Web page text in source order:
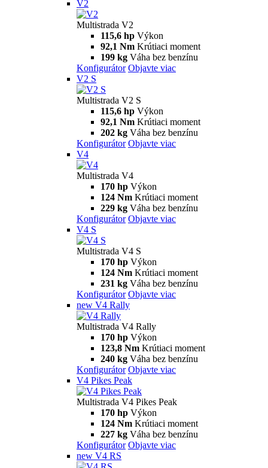
V2
Multistrada V2
115,6 hp Výkon
92,1 Nm Krútiaci moment
199 kg Váha bez benzínu
Konfigurátor Objavte viac
V2 S
Multistrada V2 S
115,6 hp Výkon
92,1 Nm Krútiaci moment
202 kg Váha bez benzínu
Konfigurátor Objavte viac
V4
Multistrada V4
170 hp Výkon
124 Nm Krútiaci moment
229 kg Váha bez benzínu
Konfigurátor Objavte viac
V4 S
Multistrada V4 S
170 hp Výkon
124 Nm Krútiaci moment
231 kg Váha bez benzínu
Konfigurátor Objavte viac
new V4 Rally
Multistrada V4 Rally
170 hp Výkon
123,8 Nm Krútiaci moment
240 kg Váha bez benzínu
Konfigurátor Objavte viac
V4 Pikes Peak
Multistrada V4 Pikes Peak
170 hp Výkon
124 Nm Krútiaci moment
227 kg Váha bez benzínu
Konfigurátor Objavte viac
new V4 RS